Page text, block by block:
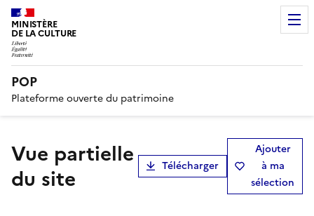
MINISTÈRE
DE LA CULTURE
POP
Plateforme ouverte du patrimoine
vue partielle
du site
Télécharger
Ajouter
à ma
sélection